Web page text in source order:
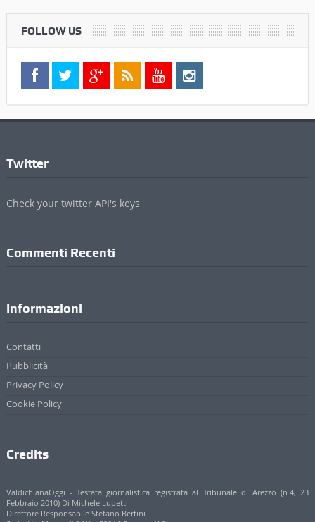
FOLLOW US
Twitter
Check your twitter API's keys
Commenti Recenti
Informazioni
Contatti
Pubblicità
Privacy Policy
Cookie Policy
Credits
ValdichianaOggi - Testata giornalistica registrata al Tribunale di Arezzo (n.4, 23
Febbraio 2010) Di Michele Lupetti
Direttore Responsabile Stefano Bertini